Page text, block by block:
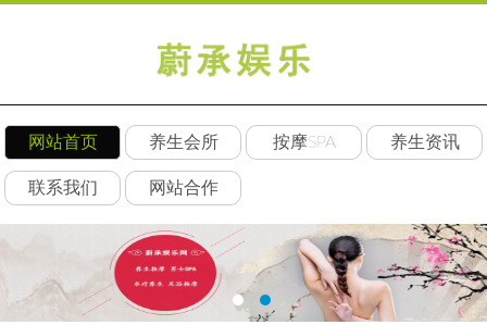
网站首页 养生会所 按摩SPA 养生资讯
联系我们 网站合作